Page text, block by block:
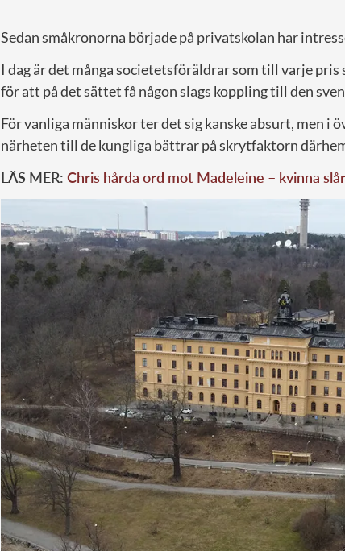
Sedan småkronorna började på privatskolan har
I dag är det många societetsföräldrar som till varje
för att på det sättet få någon slags koppling till den
För vanliga människor ter det sig kanske absurt, men i
närheten till de kungliga bättrar på skrytfaktorn
LÄS MER: Chris hårda ord mot Madeleine – kvinna